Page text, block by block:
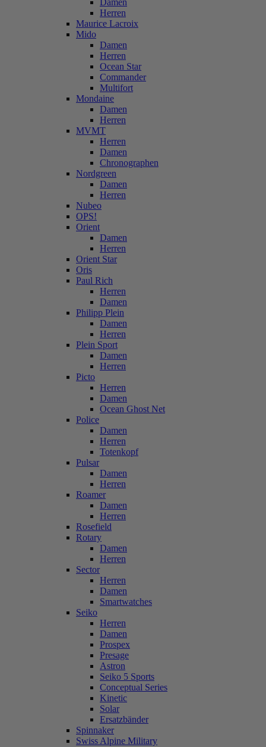
Damen
Herren
Maurice Lacroix
Mido
Damen
Herren
Ocean Star
Commander
Multifort
Mondaine
Damen
Herren
MVMT
Herren
Damen
Chronographen
Nordgreen
Damen
Herren
Nubeo
OPS!
Orient
Damen
Herren
Orient Star
Oris
Paul Rich
Herren
Damen
Philipp Plein
Damen
Herren
Plein Sport
Damen
Herren
Picto
Herren
Damen
Ocean Ghost Net
Police
Damen
Herren
Totenkopf
Pulsar
Damen
Herren
Roamer
Damen
Herren
Rosefield
Rotary
Damen
Herren
Sector
Herren
Damen
Smartwatches
Seiko
Herren
Damen
Prospex
Presage
Astron
Seiko 5 Sports
Conceptual Series
Kinetic
Solar
Ersatzbänder
Spinnaker
Swiss Alpine Military